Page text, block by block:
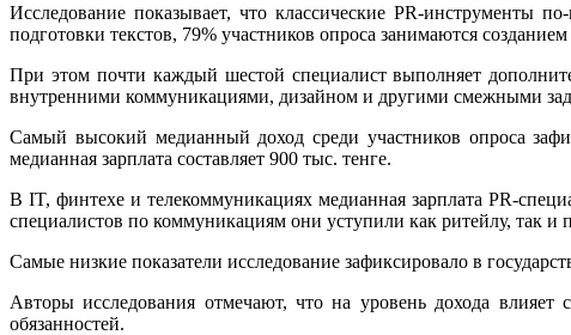
Исследование показывает, что классические PR-
подготовки текстов, 79% участников опроса занимаются
При этом почти каждый шестой специалист выполняет
внутренними коммуникациями, дизайном и другими смежными
Самый высокий медианный доход среди участников опроса
медианная зарплата составляет 900 тыс. тенге.
В IT, финтехе и телекоммуникациях медианная зарплата PR-
специалистов по коммуникациям они уступили как ритейлу, так
Самые низкие показатели исследование зафиксировало в
Авторы исследования отмечают, что на уровень дохода
обязанностей.